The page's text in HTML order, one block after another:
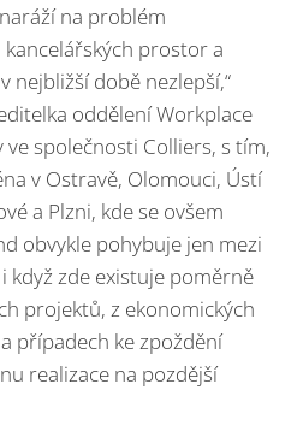
na problém
prostor a
nejbližší době nezlepší,“
oddělení Workplace
ve společnosti Colliers, s tím,
v Ostravě, Olomouci, Ústí
a Plzni, kde se ovšem
obvykle pohybuje jen mezi
i když zde existuje poměrně
projektů, z ekonomických
případech ke zpoždění
realizace na pozdější